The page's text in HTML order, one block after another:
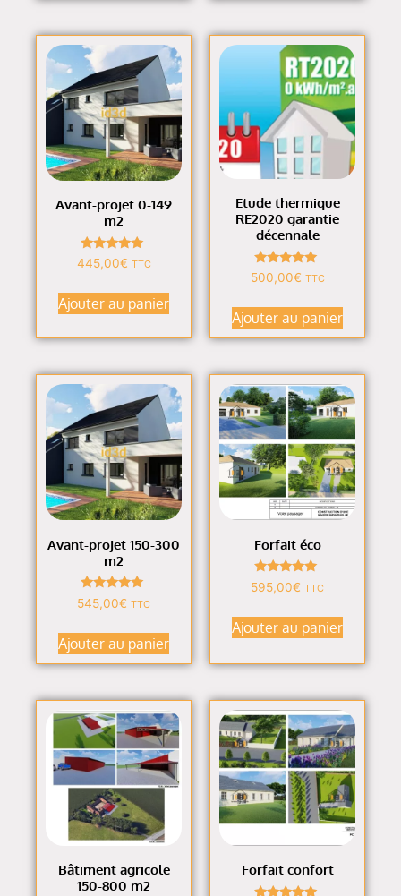
Avant-projet 0-149
m2
Note
4.90
445,00€ TTC
Ajouter au panier
Etude thermique
RE2020 garantie
décennale
Note
5.00
500,00€ TTC
Ajouter au panier
Avant-projet 150-300
m2
Note
5.00
545,00€ TTC
Ajouter au panier
Forfait éco
Note
4.88
595,00€ TTC
Ajouter au panier
Bâtiment agricole
150-800 m2
Forfait confort